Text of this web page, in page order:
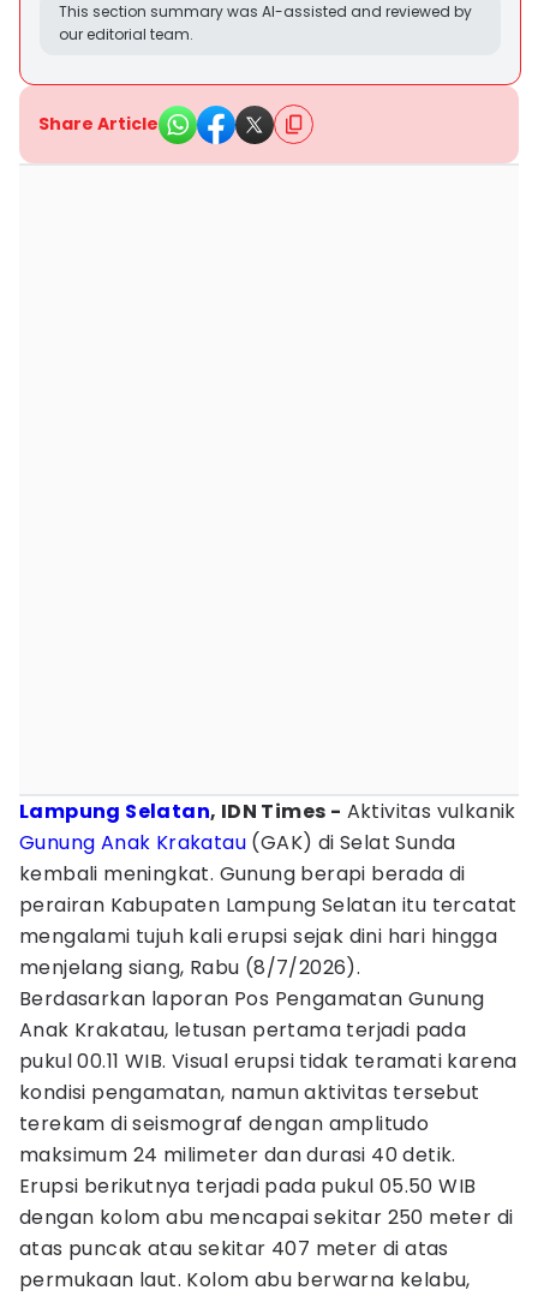
This section summary was AI-assisted and reviewed by
our editorial team.
Share Article
Lampung Selatan, IDN Times - Aktivitas vulkanik
Gunung Anak Krakatau (GAK) di Selat Sunda
kembali meningkat. Gunung berapi berada di
perairan Kabupaten Lampung Selatan itu tercatat
mengalami tujuh kali erupsi sejak dini hari hingga
menjelang siang, Rabu (8/7/2026).
Berdasarkan laporan Pos Pengamatan Gunung
Anak Krakatau, letusan pertama terjadi pada
pukul 00.11 WIB. Visual erupsi tidak teramati karena
kondisi pengamatan, namun aktivitas tersebut
terekam di seismograf dengan amplitudo
maksimum 24 milimeter dan durasi 40 detik.
Erupsi berikutnya terjadi pada pukul 05.50 WIB
dengan kolom abu mencapai sekitar 250 meter di
atas puncak atau sekitar 407 meter di atas
permukaan laut. Kolom abu berwarna kelabu,